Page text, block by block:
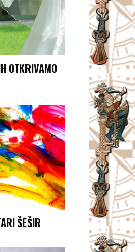
OTKRIVAMO
ŠEŠIR